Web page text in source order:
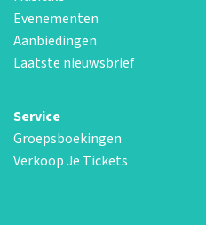
Evenementen
Aanbiedingen
Laatste nieuwsbrief
Service
Groepsboekingen
Verkoop Je Tickets